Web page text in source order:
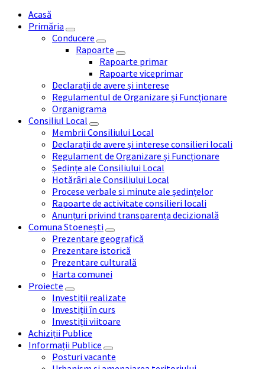
Acasă
Primăria
Conducere
Rapoarte
Rapoarte primar
Rapoarte viceprimar
Declarații de avere și interese
Regulamentul de Organizare și Funcționare
Organigrama
Consiliul Local
Membrii Consiliului Local
Declarații de avere și interese consilieri locali
Regulament de Organizare și Funcționare
Ședințe ale Consiliului Local
Hotărâri ale Consiliului Local
Procese verbale si minute ale ședințelor
Rapoarte de activitate consilieri locali
Anunțuri privind transparența decizională
Comuna Stoenești
Prezentare geografică
Prezentare istorică
Prezentare culturală
Harta comunei
Proiecte
Investiții realizate
Investiții în curs
Investiții viitoare
Achiziții Publice
Informații Publice
Posturi vacante